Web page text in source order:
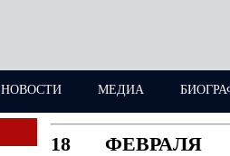
НОВОСТИ МЕДИА
18 ФЕВРАЛЯ